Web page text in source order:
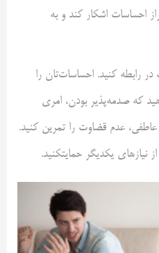
احساسات اشکار کند و به
رابطه کنید. احساسات‌تان را
که صدمه‌پذیر بودن، امری
عدم قضاوت را تمرین کنید.
یکدیگر حمایتکنید.